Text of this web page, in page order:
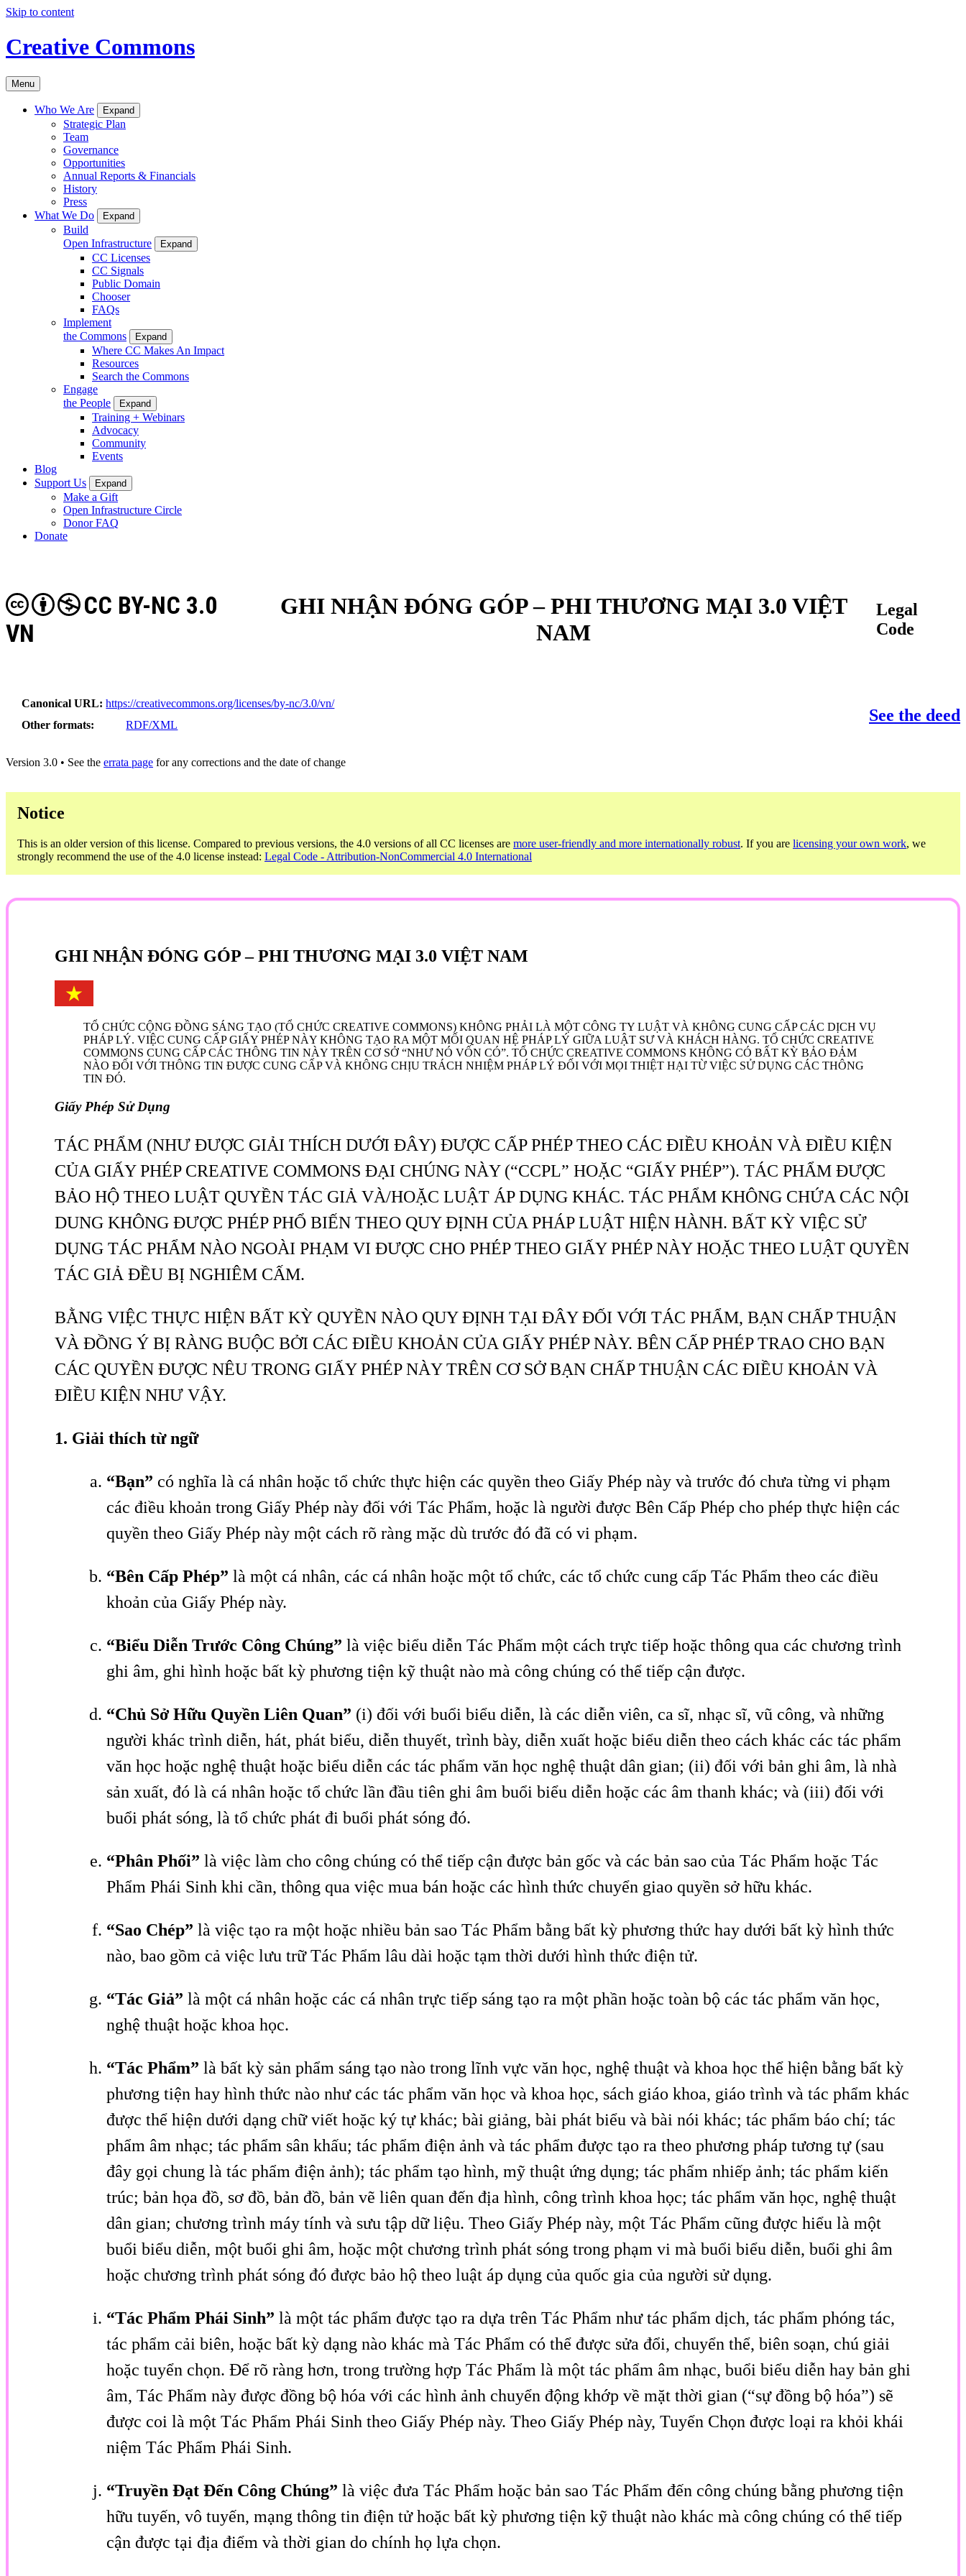
Skip to content
Creative Commons
Menu
Who We Are Expand
Strategic Plan
Team
Governance
Opportunities
Annual Reports & Financials
History
Press
What We Do
Expand
Build
Open Infrastructure
Expand
CC Licenses
CC Signals
Public Domain
Chooser
FAQs
Implement
the Commons
Expand
Where CC Makes An Impact
Resources
Search the Commons
Engage
the People
Expand
Training + Webinars
Advocacy
Community
Events
Blog
Support Us
Expand
Make a Gift
Open Infrastructure Circle
Donor FAQ
Donate
GHI NHẬN ĐÓNG GÓP – PHI THƯƠNG MẠI 3.0 VIỆT
NAM
CC BY-NC 3.0
VN
Legal
Code
Canonical URL
https://creativecommons.org/licenses/by-nc/3.0/vn/
Other formats
RDF/XML
See the deed
Version 3.0 • See the errata page for any corrections and the date of change
Notice
This is an older version of this license. Compared to previous versions, the 4.0 versions of all CC licenses are more user-friendly and more internationally robust. If you are licensing your own work, we
strongly recommend the use of the 4.0 license instead: Legal Code - Attribution-NonCommercial 4.0 International
GHI NHẬN ĐÓNG GÓP – PHI THƯƠNG MẠI 3.0 VIỆT NAM
TỔ CHỨC CỘNG ĐỒNG SÁNG TẠO (TỔ CHỨC CREATIVE COMMONS) KHÔNG PHẢI LÀ MỘT CÔNG TY LUẬT VÀ KHÔNG CUNG CẤP CÁC DỊCH VỤ
PHÁP LÝ. VIỆC CUNG CẤP GIẤY PHÉP NÀY KHÔNG TẠO RA MỘT MỐI QUAN HỆ PHÁP LÝ GIỮA LUẬT SƯ VÀ KHÁCH HÀNG. TỔ CHỨC CREATIVE
COMMONS CUNG CẤP CÁC THÔNG TIN NÀY TRÊN CƠ SỞ “NHƯ NÓ VỐN CÓ”. TỔ CHỨC CREATIVE COMMONS KHÔNG CÓ BẤT KỲ BẢO ĐẢM
NÀO ĐỐI VỚI THÔNG TIN ĐƯỢC CUNG CẤP VÀ KHÔNG CHỊU TRÁCH NHIỆM PHÁP LÝ ĐỐI VỚI MỌI THIỆT HẠI TỪ VIỆC SỬ DỤNG CÁC THÔNG
TIN ĐÓ.
Giấy Phép Sử Dụng
TÁC PHẨM (NHƯ ĐƯỢC GIẢI THÍCH DƯỚI ĐÂY) ĐƯỢC CẤP PHÉP THEO CÁC ĐIỀU KHOẢN VÀ ĐIỀU KIỆN
CỦA GIẤY PHÉP CREATIVE COMMONS ĐẠI CHÚNG NÀY (“CCPL” HOẶC “GIẤY PHÉP”). TÁC PHẨM ĐƯỢC
BẢO HỘ THEO LUẬT QUYỀN TÁC GIẢ VÀ/HOẶC LUẬT ÁP DỤNG KHÁC. TÁC PHẨM KHÔNG CHỨA CÁC NỘI
DUNG KHÔNG ĐƯỢC PHÉP PHỔ BIẾN THEO QUY ĐỊNH CỦA PHÁP LUẬT HIỆN HÀNH. BẤT KỲ VIỆC SỬ
DỤNG TÁC PHẨM NÀO NGOÀI PHẠM VI ĐƯỢC CHO PHÉP THEO GIẤY PHÉP NÀY HOẶC THEO LUẬT QUYỀN
TÁC GIẢ ĐỀU BỊ NGHIÊM CẤM.
BẰNG VIỆC THỰC HIỆN BẤT KỲ QUYỀN NÀO QUY ĐỊNH TẠI ĐÂY ĐỐI VỚI TÁC PHẨM, BẠN CHẤP THUẬN
VÀ ĐỒNG Ý BỊ RÀNG BUỘC BỞI CÁC ĐIỀU KHOẢN CỦA GIẤY PHÉP NÀY. BÊN CẤP PHÉP TRAO CHO BẠN
CÁC QUYỀN ĐƯỢC NÊU TRONG GIẤY PHÉP NÀY TRÊN CƠ SỞ BẠN CHẤP THUẬN CÁC ĐIỀU KHOẢN VÀ
ĐIỀU KIỆN NHƯ VẬY.
1. Giải thích từ ngữ
“Bạn” có nghĩa là cá nhân hoặc tổ chức thực hiện các quyền theo Giấy Phép này và trước đó chưa từng vi phạm
các điều khoản trong Giấy Phép này đối với Tác Phẩm, hoặc là người được Bên Cấp Phép cho phép thực hiện các
quyền theo Giấy Phép này một cách rõ ràng mặc dù trước đó đã có vi phạm.
“Bên Cấp Phép” là một cá nhân, các cá nhân hoặc một tổ chức, các tổ chức cung cấp Tác Phẩm theo các điều
khoản của Giấy Phép này.
“Biểu Diễn Trước Công Chúng” là việc biểu diễn Tác Phẩm một cách trực tiếp hoặc thông qua các chương trình
ghi âm, ghi hình hoặc bất kỳ phương tiện kỹ thuật nào mà công chúng có thể tiếp cận được.
“Chủ Sở Hữu Quyền Liên Quan” (i) đối với buổi biểu diễn, là các diễn viên, ca sĩ, nhạc sĩ, vũ công, và những
người khác trình diễn, hát, phát biểu, diễn thuyết, trình bày, diễn xuất hoặc biểu diễn theo cách khác các tác phẩm
văn học hoặc nghệ thuật hoặc biểu diễn các tác phẩm văn học nghệ thuật dân gian; (ii) đối với bản ghi âm, là nhà
sản xuất, đó là cá nhân hoặc tổ chức lần đầu tiên ghi âm buổi biểu diễn hoặc các âm thanh khác; và (iii) đối với
buổi phát sóng, là tổ chức phát đi buổi phát sóng đó.
“Phân Phối” là việc làm cho công chúng có thể tiếp cận được bản gốc và các bản sao của Tác Phẩm hoặc Tác
Phẩm Phái Sinh khi cần, thông qua việc mua bán hoặc các hình thức chuyển giao quyền sở hữu khác.
“Sao Chép” là việc tạo ra một hoặc nhiều bản sao Tác Phẩm bằng bất kỳ phương thức hay dưới bất kỳ hình thức
nào, bao gồm cả việc lưu trữ Tác Phẩm lâu dài hoặc tạm thời dưới hình thức điện tử.
“Tác Giả” là một cá nhân hoặc các cá nhân trực tiếp sáng tạo ra một phần hoặc toàn bộ các tác phẩm văn học,
nghệ thuật hoặc khoa học.
“Tác Phẩm” là bất kỳ sản phẩm sáng tạo nào trong lĩnh vực văn học, nghệ thuật và khoa học thể hiện bằng bất kỳ
phương tiện hay hình thức nào như các tác phẩm văn học và khoa học, sách giáo khoa, giáo trình và tác phẩm khác
được thể hiện dưới dạng chữ viết hoặc ký tự khác; bài giảng, bài phát biểu và bài nói khác; tác phẩm báo chí; tác
phẩm âm nhạc; tác phẩm sân khấu; tác phẩm điện ảnh và tác phẩm được tạo ra theo phương pháp tương tự (sau
đây gọi chung là tác phẩm điện ảnh); tác phẩm tạo hình, mỹ thuật ứng dụng; tác phẩm nhiếp ảnh; tác phẩm kiến
trúc; bản họa đồ, sơ đồ, bản đồ, bản vẽ liên quan đến địa hình, công trình khoa học; tác phẩm văn học, nghệ thuật
dân gian; chương trình máy tính và sưu tập dữ liệu. Theo Giấy Phép này, một Tác Phẩm cũng được hiểu là một
buổi biểu diễn, một buổi ghi âm, hoặc một chương trình phát sóng trong phạm vi mà buổi biểu diễn, buổi ghi âm
hoặc chương trình phát sóng đó được bảo hộ theo luật áp dụng của quốc gia của người sử dụng.
“Tác Phẩm Phái Sinh” là một tác phẩm được tạo ra dựa trên Tác Phẩm như tác phẩm dịch, tác phẩm phóng tác,
tác phẩm cải biên, hoặc bất kỳ dạng nào khác mà Tác Phẩm có thể được sửa đổi, chuyển thể, biên soạn, chú giải
hoặc tuyển chọn. Để rõ ràng hơn, trong trường hợp Tác Phẩm là một tác phẩm âm nhạc, buổi biểu diễn hay bản ghi
âm, Tác Phẩm này được đồng bộ hóa với các hình ảnh chuyển động khớp về mặt thời gian (“sự đồng bộ hóa”) sẽ
được coi là một Tác Phẩm Phái Sinh theo Giấy Phép này. Theo Giấy Phép này, Tuyển Chọn được loại ra khỏi khái
niệm Tác Phẩm Phái Sinh.
“Truyền Đạt Đến Công Chúng” là việc đưa Tác Phẩm hoặc bản sao Tác Phẩm đến công chúng bằng phương tiện
hữu tuyến, vô tuyến, mạng thông tin điện tử hoặc bất kỳ phương tiện kỹ thuật nào khác mà công chúng có thể tiếp
cận được tại địa điểm và thời gian do chính họ lựa chọn.